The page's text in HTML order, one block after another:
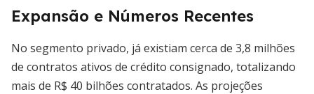
Expansão e Números Recentes
No segmento privado, já existiam cerca de 3,8 milhões
de contratos ativos de crédito consignado, totalizando
mais de R$ 40 bilhões contratados. As projeções